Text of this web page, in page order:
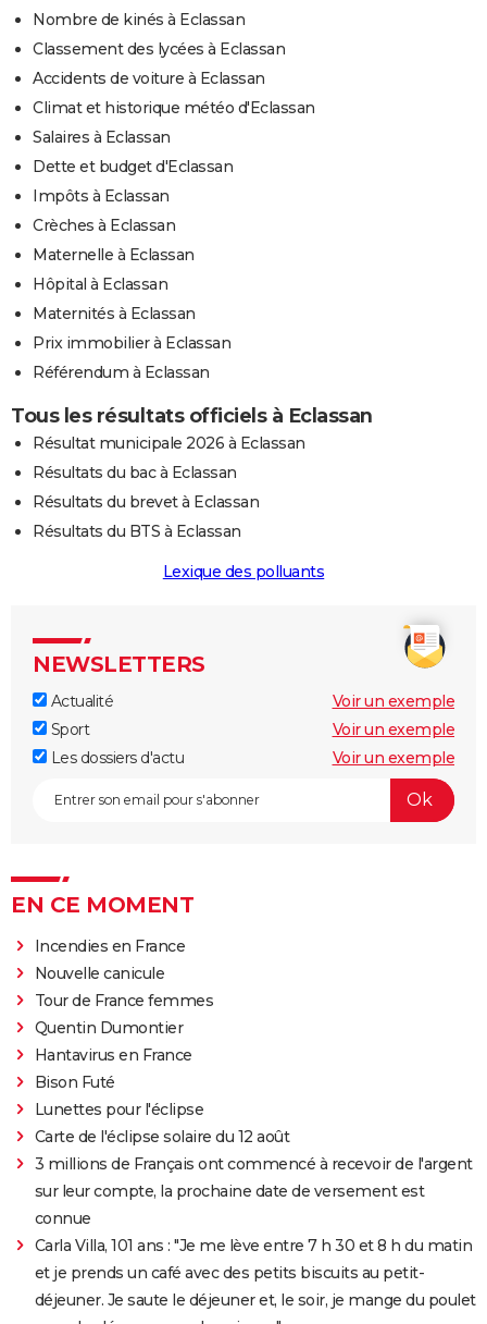
Nombre de kinés à Eclassan
Classement des lycées à Eclassan
Accidents de voiture à Eclassan
Climat et historique météo d'Eclassan
Salaires à Eclassan
Dette et budget d'Eclassan
Impôts à Eclassan
Crèches à Eclassan
Maternelle à Eclassan
Hôpital à Eclassan
Maternités à Eclassan
Prix immobilier à Eclassan
Référendum à Eclassan
Tous les résultats officiels à Eclassan
Résultat municipale 2026 à Eclassan
Résultats du bac à Eclassan
Résultats du brevet à Eclassan
Résultats du BTS à Eclassan
Lexique des polluants
NEWSLETTERS
Actualité
Voir un exemple
Sport
Voir un exemple
Les dossiers d'actu
Voir un exemple
EN CE MOMENT
Incendies en France
Nouvelle canicule
Tour de France femmes
Quentin Dumontier
Hantavirus en France
Bison Futé
Lunettes pour l'éclipse
Carte de l'éclipse solaire du 12 août
3 millions de Français ont commencé à recevoir de l'argent
sur leur compte, la prochaine date de versement est
connue
Carla Villa, 101 ans : "Je me lève entre 7 h 30 et 8 h du matin
et je prends un café avec des petits biscuits au petit-
déjeuner. Je saute le déjeuner et, le soir, je mange du poulet